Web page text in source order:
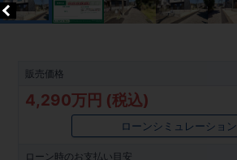
販売価格
4,290万円 (税込)
ローンシミュレーション
ローン時のお支払い目安